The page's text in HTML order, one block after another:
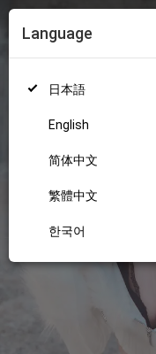
Language
日本語
English
简体中文
繁體中文
한국어